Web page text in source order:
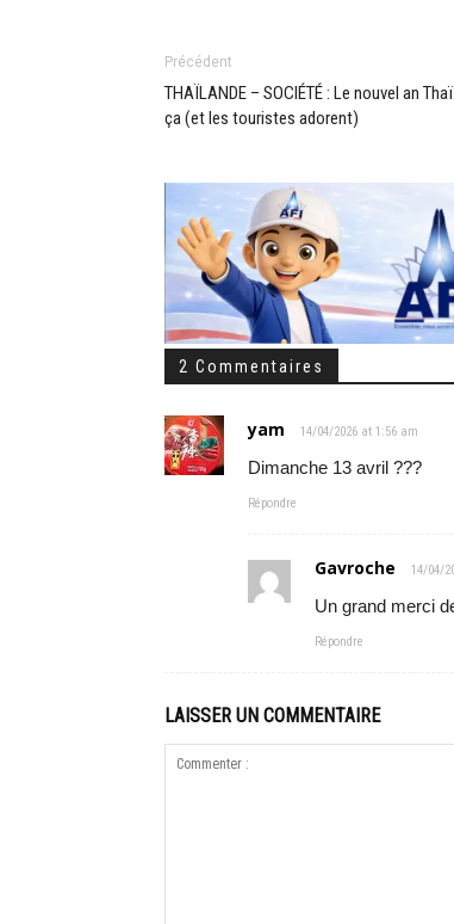
Précédent
THAÏLANDE – SOCIÉTÉ : Le nouvel an
ça (et les touristes adorent)
2 Commentaires
yam 14/04/2026 at 1:56 am
Dimanche 13 avril ???
Répondre
Gavroche 14/04/
Un grand merci
Répondre
LAISSER UN COMMENTAIRE